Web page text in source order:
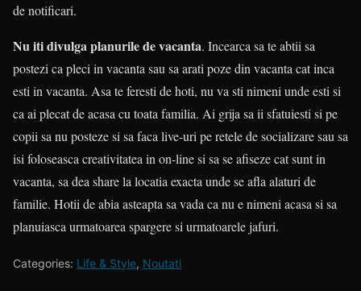
de notificari.
Nu iti divulga planurile de vacanta. Incearca sa te abtii sa
postezi ca pleci in vacanta sau sa arati poze din vacanta cat inca
esti in vacanta. Asa te feresti de hoti, nu va sti nimeni unde esti si
ca ai plecat de acasa cu toata familia. Ai grija sa ii sfatuiesti si pe
copii sa nu posteze si sa faca live-uri pe retele de socializare sau sa
isi foloseasca creativitatea in on-line si sa se afiseze cat sunt in
vacanta, sa dea share la locatia exacta unde se afla alaturi de
familie. Hotii de abia asteapta sa vada ca nu e nimeni acasa si sa
planuiasca urmatoarea spargere si urmatoarele jafuri.
Categories: Life & Style, Noutati